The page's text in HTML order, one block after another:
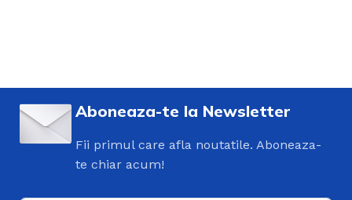
Aboneaza-te la Newsletter
Fii primul care afla noutatile. Aboneaza-
te chiar acum!